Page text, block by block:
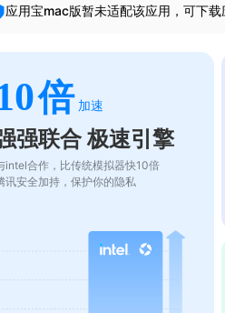
应用宝mac版暂未适配该应用，可下
倍 加速
强联合 极速引擎
intel合作，比传统模拟器快10倍
讯安全加持，保护你的隐私